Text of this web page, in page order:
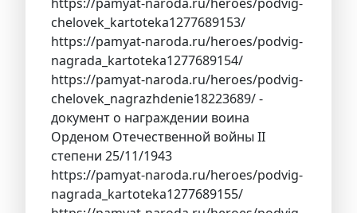
chelovek_kartoteka1277689153/
https://pamyat-naroda.ru/heroes/podvig-
nagrada_kartoteka1277689154/
https://pamyat-naroda.ru/heroes/podvig-
chelovek_nagrazhdenie18223689/ -
документ о награждении воина
Орденом Отечественной войны II
степени 25/11/1943
https://pamyat-naroda.ru/heroes/podvig-
nagrada_kartoteka1277689155/